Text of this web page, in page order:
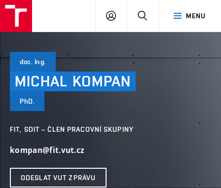
MENU
PŘIHLÁSIT
doc. Ing.
MICHAL KOMPAN
PhD.
FIT, SDIT – ČLEN PRACOVNÍ SKUPINY
kompan@fit.vut.cz
ODESLAT VUT ZPRÁVU